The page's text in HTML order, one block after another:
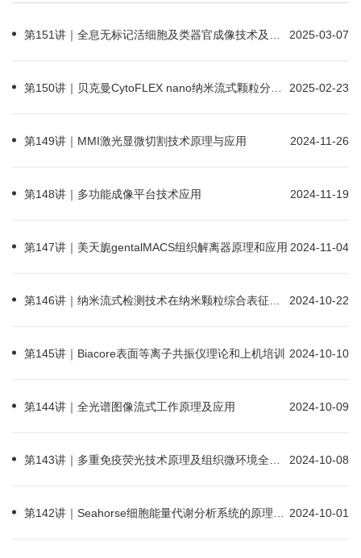
2025-03-07
2025-02-23
2024-11-26
第149讲｜MMI激光显微切割技术原理与应用
2024-11-19
第148讲｜多功能成像平台技术应用
2024-11-04
第147讲｜美天旎gentalMACS组织解离器原理和应用
2024-10-22
2024-10-10
第145讲｜Biacore表面等离子共振仪理论和上机培训
2024-10-09
第144讲｜全光谱图像流式工作原理及应用
2024-10-08
2024-10-01